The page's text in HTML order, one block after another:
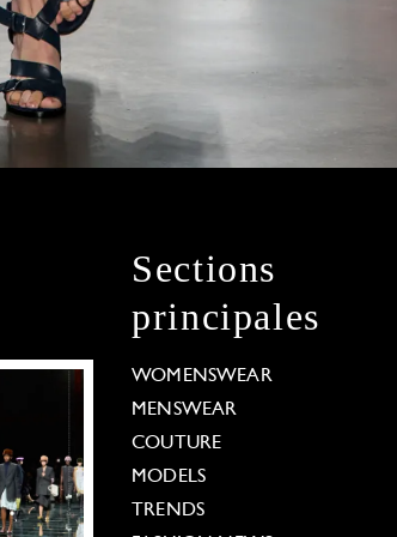
Sections
principales
WOMENSWEAR
MENSWEAR
COUTURE
MODELS
TRENDS